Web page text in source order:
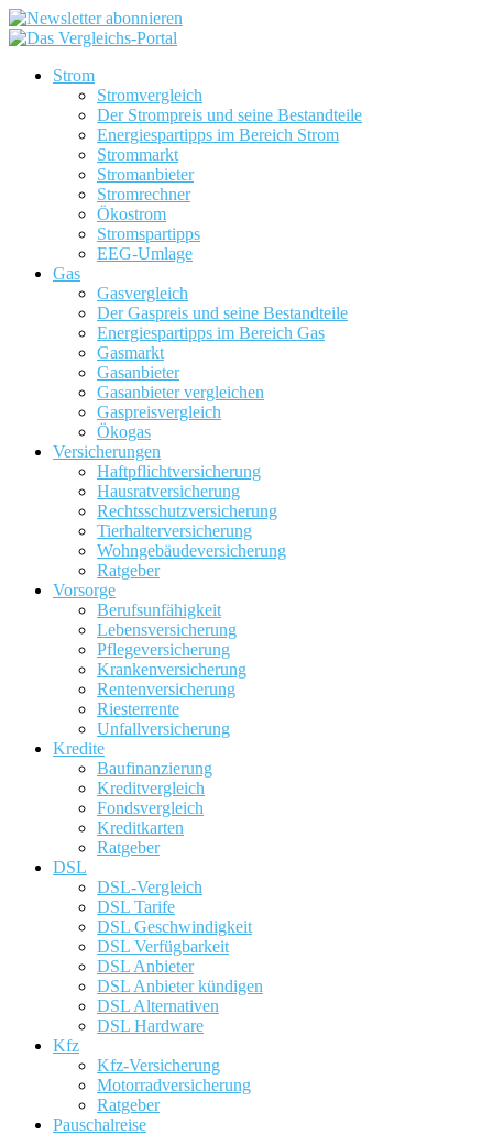
Strom
Stromvergleich
Der Strompreis und seine Bestandteile
Energiespartipps im Bereich Strom
Strommarkt
Stromanbieter
Stromrechner
Ökostrom
Stromspartipps
EEG-Umlage
Gas
Gasvergleich
Der Gaspreis und seine Bestandteile
Energiespartipps im Bereich Gas
Gasmarkt
Gasanbieter
Gasanbieter vergleichen
Gaspreisvergleich
Ökogas
Versicherungen
Haftpflichtversicherung
Hausratversicherung
Rechtsschutzversicherung
Tierhalterversicherung
Wohngebäudeversicherung
Ratgeber
Vorsorge
Berufsunfähigkeit
Lebensversicherung
Pflegeversicherung
Krankenversicherung
Rentenversicherung
Riesterrente
Unfallversicherung
Kredite
Baufinanzierung
Kreditvergleich
Fondsvergleich
Kreditkarten
Ratgeber
DSL
DSL-Vergleich
DSL Tarife
DSL Geschwindigkeit
DSL Verfügbarkeit
DSL Anbieter
DSL Anbieter kündigen
DSL Alternativen
DSL Hardware
Kfz
Kfz-Versicherung
Motorradversicherung
Ratgeber
Pauschalreise